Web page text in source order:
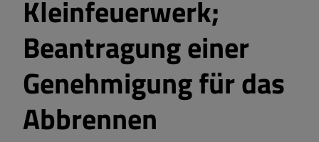
Kleinfeuerwerk;
Beantragung einer
Genehmigung für das
Abbrennen